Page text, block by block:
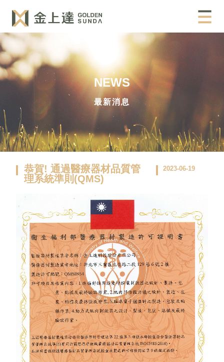
NEWS
最新消息
恭賀! 通過醫療器材品質管
理系統準則(QMS)
2023-06-19